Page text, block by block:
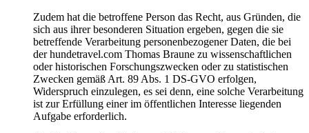
Zudem hat die betroffene Person das Recht, aus Gründen, die
sich aus ihrer besonderen Situation ergeben, gegen die sie
betreffende Verarbeitung personenbezogener Daten, die bei
der hundetravel.com Thomas Braune zu wissenschaftlichen
oder historischen Forschungszwecken oder zu statistischen
Zwecken gemäß Art. 89 Abs. 1 DS-GVO erfolgen,
Widerspruch einzulegen, es sei denn, eine solche Verarbeitung
ist zur Erfüllung einer im öffentlichen Interesse liegenden
Aufgabe erforderlich.